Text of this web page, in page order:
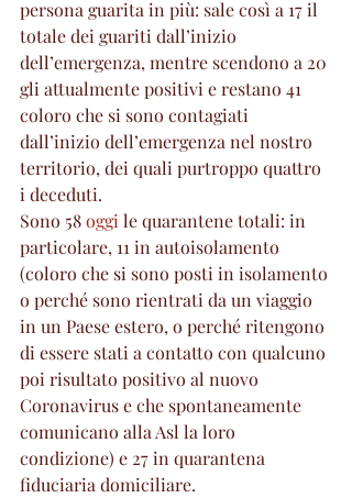
persona guarita in più: sale così a 17 il
totale dei guariti dall’inizio
dell’emergenza, mentre scendono a 20
gli attualmente positivi e restano 41
coloro che si sono contagiati
dall’inizio dell’emergenza nel nostro
territorio, dei quali purtroppo quattro
i deceduti.
Sono 58 oggi le quarantene totali: in
particolare, 11 in autoisolamento
(coloro che si sono posti in isolamento
o perché sono rientrati da un viaggio
in un Paese estero, o perché ritengono
di essere stati a contatto con qualcuno
poi risultato positivo al nuovo
Coronavirus e che spontaneamente
comunicano alla Asl la loro
condizione) e 27 in quarantena
fiduciaria domiciliare.